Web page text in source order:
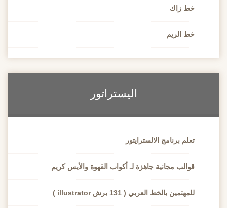
خط زاك
خط الريم
اليستراتور
تعلم برنامج الالسترايتور
قوالب مجانية جاهزة لـ أكواب القهوة والأيس كريم
للمهتمين بالخط العربي ( 131 برش illustrator )